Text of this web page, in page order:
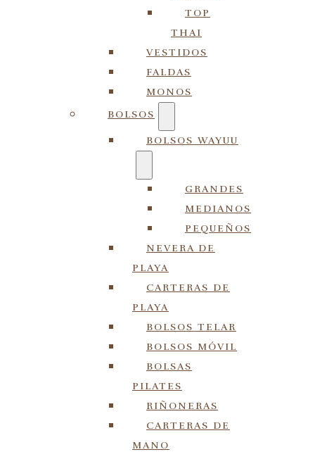
TOP
THAI
VESTIDOS
FALDAS
MONOS
BOLSOS
BOLSOS WAYUU
GRANDES
MEDIANOS
PEQUEÑOS
NEVERA DE
PLAYA
CARTERAS DE
PLAYA
BOLSOS TELAR
BOLSOS MÓVIL
BOLSAS
PILATES
RIÑONERAS
CARTERAS DE
MANO